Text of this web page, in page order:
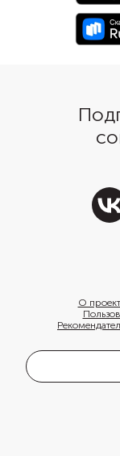
холодном виде.
О